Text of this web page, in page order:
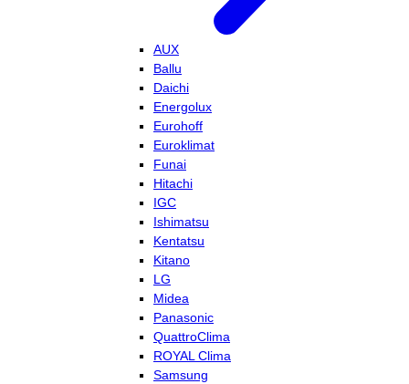
AUX
Ballu
Daichi
Energolux
Eurohoff
Euroklimat
Funai
Hitachi
IGC
Ishimatsu
Kentatsu
Kitano
LG
Midea
Panasonic
QuattroClima
ROYAL Clima
Samsung